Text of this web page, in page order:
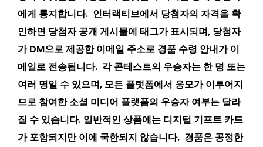
에게 통지합니다. 인터랙티브에서 당첨자의 자격을 확
인하면 당첨자 공개 게시물에 태그가 표시되며, 당첨자
가 DM으로 제공한 이메일 주소로 경품 수령 안내가 이
메일로 전송됩니다. 각 콘테스트의 우승자는 한 명 또는
여러 명일 수 있으며, 모든 플랫폼에서 응모가 이루어지
므로 참여한 소셜 미디어 플랫폼의 우승자 여부는 달라
질 수 있습니다. 일반적인 상품에는 디지털 기프트 카드
가 포함되지만 이에 국한되지 않습니다. 경품은 공정한